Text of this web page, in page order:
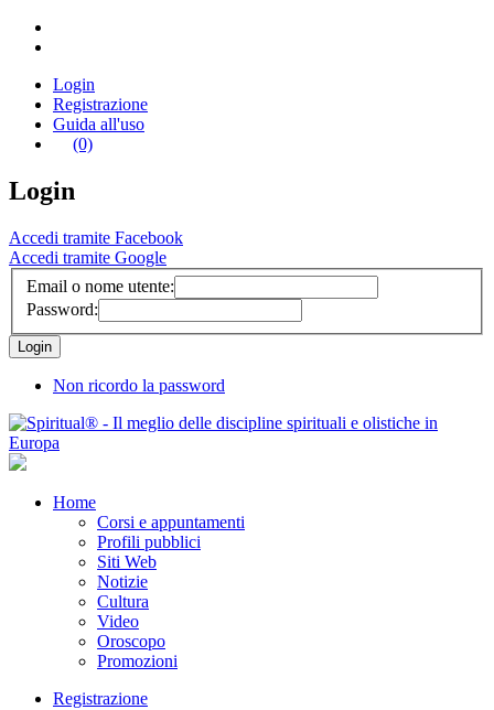
Login
Registrazione
Guida all'uso
(0)
Login
Accedi tramite Facebook
Accedi tramite Google
Email o nome utente:
Password:
Non ricordo la password
Home
Corsi e appuntamenti
Profili pubblici
Siti Web
Notizie
Cultura
Video
Oroscopo
Promozioni
Registrazione